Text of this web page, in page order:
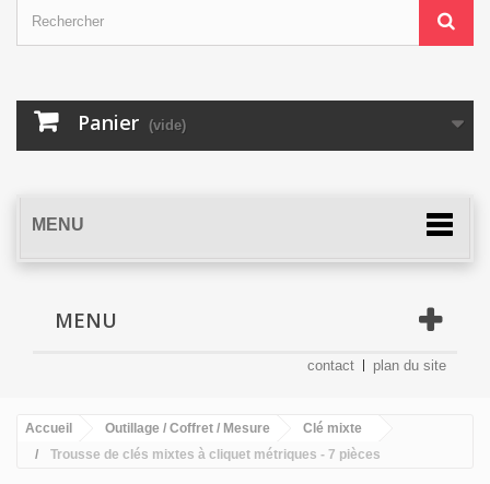
Panier (vide)
MENU
MENU
contact plan du site
Accueil Outillage / Coffret / Mesure
Clé mixte
Trousse de clés mixtes à cliquet métriques - 7 pièces